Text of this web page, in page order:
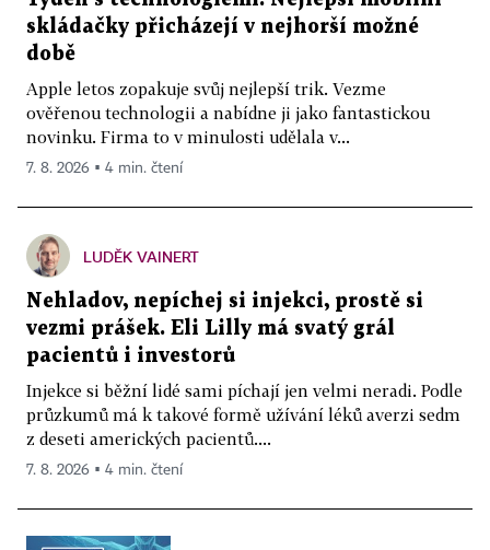
skládačky přicházejí v nejhorší možné
době
Apple letos zopakuje svůj nejlepší trik. Vezme
ověřenou technologii a nabídne ji jako fantastickou
novinku. Firma to v minulosti udělala v...
7. 8. 2026 ▪ 4 min. čtení
LUDĚK VAINERT
Nehladov, nepíchej si injekci, prostě si
vezmi prášek. Eli Lilly má svatý grál
pacientů i investorů
Injekce si běžní lidé sami píchají jen velmi neradi. Podle
průzkumů má k takové formě užívání léků averzi sedm
z deseti amerických pacientů....
7. 8. 2026 ▪ 4 min. čtení